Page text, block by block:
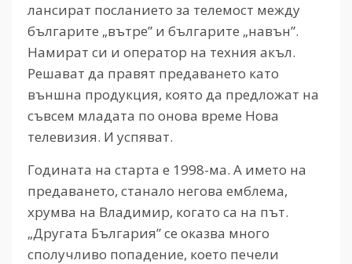
лансират посланието за телемост между
българите „вътре” и българите „навън”.
Намират си и оператор на техния акъл.
Решават да правят предаването като
външна продукция, която да предложат на
съвсем младата по онова време Нова
телевизия. И успяват.
Годината на старта е 1998-ма. А името на
предаването, станало негова емблема,
хрумва на Владимир, когато са на път.
„Другата България” се оказва много
сполучливо попадение, което печели